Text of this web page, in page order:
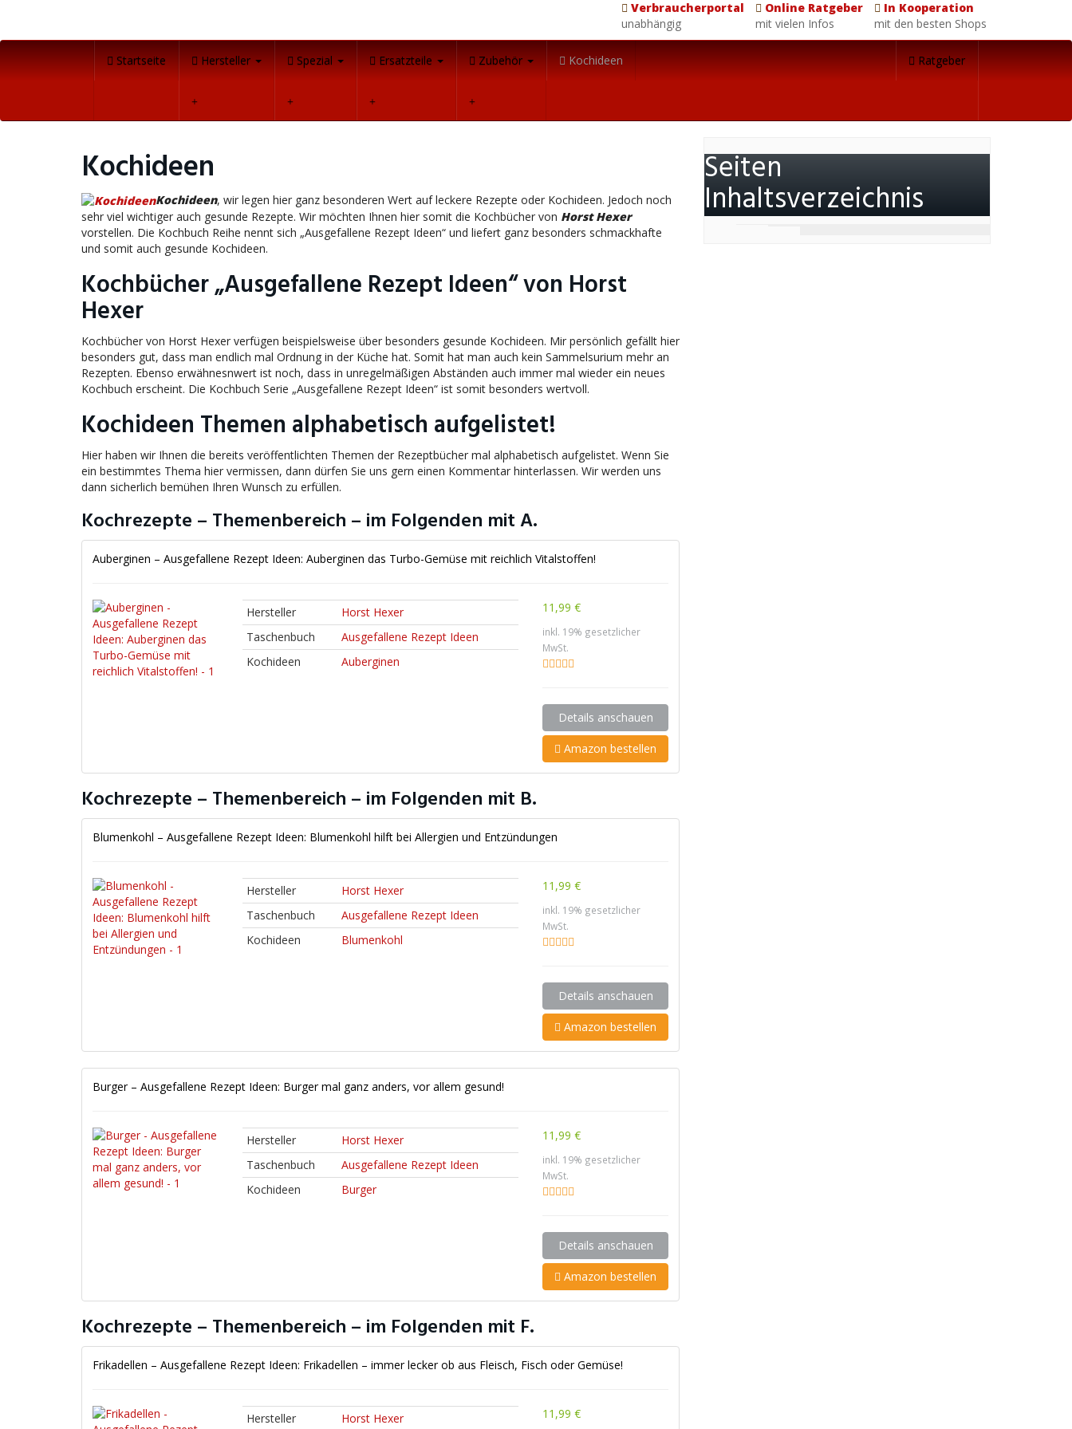
main
Verbraucherportal
unabhängig
Online Ratgeber
mit vielen Infos
In Kooperation
mit den besten Shops
Startseite Hersteller Spezial Ersatzteile Zubehör Kochideen Ratgeber
Kochideen
Kochideen, wir legen hier ganz besonderen Wert auf leckere Rezepte oder Kochideen. Jedoch noch
sehr viel wichtiger auch gesunde Rezepte. Wir möchten Ihnen hier somit die Kochbücher von Horst Hexer
vorstellen. Die Kochbuch Reihe nennt sich „Ausgefallene Rezept Ideen“ und liefert ganz besonders schmackhafte
und somit auch gesunde Kochideen.
Kochbücher „Ausgefallene Rezept Ideen“ von Horst
Hexer
Kochbücher von Horst Hexer verfügen beispielsweise über besonders gesunde Kochideen. Mir persönlich gefällt hier
besonders gut, dass man endlich mal Ordnung in der Küche hat. Somit hat man auch kein Sammelsurium mehr an
Rezepten. Ebenso erwähnesnwert ist noch, dass in unregelmäßigen Abständen auch immer mal wieder ein neues
Kochbuch erscheint. Die Kochbuch Serie „Ausgefallene Rezept Ideen“ ist somit besonders wertvoll.
Kochideen Themen alphabetisch aufgelistet!
Hier haben wir Ihnen die bereits veröffentlichten Themen der Rezeptbücher mal alphabetisch aufgelistet. Wenn Sie
ein bestimmtes Thema hier vermissen, dann dürfen Sie uns gern einen Kommentar hinterlassen. Wir werden uns
dann sicherlich bemühen Ihren Wunsch zu erfüllen.
Kochrezepte – Themenbereich – im Folgenden mit A.
Auberginen – Ausgefallene Rezept Ideen: Auberginen das Turbo-Gemüse mit reichlich Vitalstoffen!
11,99 €
inkl. 19% gesetzlicher
MwSt.
Details anschauen
Amazon bestellen
Hersteller
Horst Hexer
Taschenbuch
Ausgefallene Rezept Ideen
Kochideen
Auberginen
Kochrezepte – Themenbereich – im Folgenden mit B.
Blumenkohl – Ausgefallene Rezept Ideen: Blumenkohl hilft bei Allergien und Entzündungen
11,99 €
inkl. 19% gesetzlicher
MwSt.
Details anschauen
Amazon bestellen
Hersteller
Horst Hexer
Taschenbuch
Ausgefallene Rezept Ideen
Kochideen
Blumenkohl
Burger – Ausgefallene Rezept Ideen: Burger mal ganz anders, vor allem gesund!
11,99 €
inkl. 19% gesetzlicher
MwSt.
Details anschauen
Amazon bestellen
Hersteller
Horst Hexer
Taschenbuch
Ausgefallene Rezept Ideen
Kochideen
Burger
Kochrezepte – Themenbereich – im Folgenden mit F.
Frikadellen – Ausgefallene Rezept Ideen: Frikadellen – immer lecker ob aus Fleisch, Fisch oder Gemüse!
11,99 €
Hersteller Horst Hexer
Seiten
Inhaltsverzeichnis